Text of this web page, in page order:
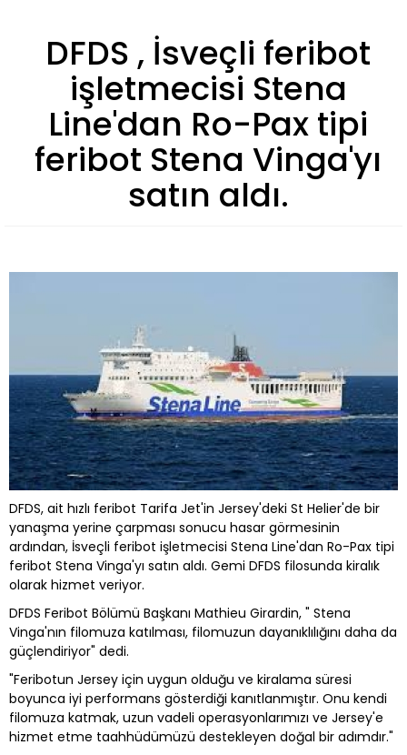
DFDS , İsveçli feribot
işletmecisi Stena
Line'dan Ro-Pax tipi
feribot Stena Vinga'yı
satın aldı.
DFDS, ait hızlı feribot Tarifa Jet'in Jersey'deki St Helier'de bir
yanaşma yerine çarpması sonucu hasar görmesinin
ardından, İsveçli feribot işletmecisi Stena Line'dan Ro-Pax tipi
feribot Stena Vinga'yı satın aldı. Gemi DFDS filosunda kiralık
olarak hizmet veriyor.
DFDS Feribot Bölümü Başkanı Mathieu Girardin, " Stena
Vinga'nın filomuza katılması, filomuzun dayanıklılığını daha da
güçlendiriyor" dedi.
"Feribotun Jersey için uygun olduğu ve kiralama süresi
boyunca iyi performans gösterdiği kanıtlanmıştır. Onu kendi
filomuza katmak, uzun vadeli operasyonlarımızı ve Jersey'e
hizmet etme taahhüdümüzü destekleyen doğal bir adımdır."